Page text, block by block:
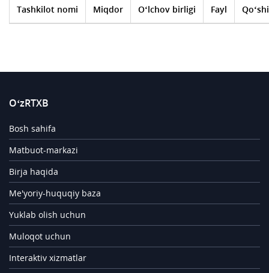
Tashkilot nomi Miqdor O‘lchov birligi Fayl
O‘zRTXB
Bosh sahifa
Matbuot-markazi
Birja haqida
Me'yoriy-huquqiy baza
Yuklab olish uchun
Muloqot uchun
Interaktiv xizmatlar